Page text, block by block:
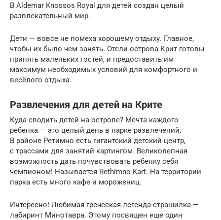
В Aldemar Knossos Royal для детей создан целый
развлекательный мир.
Дети — вовсе не помеха хорошему отдыху. Главное,
чтобы их было чем занять. Отели острова Крит готовы
принять маленьких гостей, и предоставить им
максимум необходимых условий для комфортного и
весёлого отдыха.
Развлечения для детей на Крите
Куда сводить детей на острове? Мечта каждого
ребенка — это целый день в парке развлечений.
В районе Ретимно есть гигантский детский центр,
с трассами для занятий картингом. Великолепная
возможность дать почувствовать ребенку себя
чемпионом! Называется Rethimno Kart. На территории
парка есть много кафе и морожениц.
Интересно! Любимая греческая легенда-страшилка —
лабиринт Минотавра. Этому посвящен еще один